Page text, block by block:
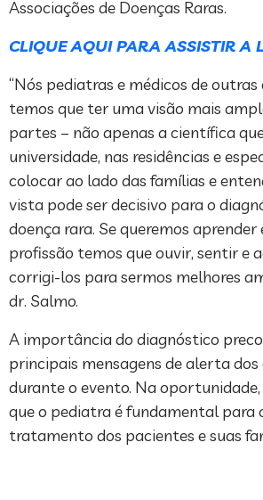
Associações de Doenças Raras.
CLIQUE AQUI PARA ASSISTIR A
“Nós pediatras e médicos de outras
temos que ter uma visão mais
partes – não apenas a científica
universidade, nas residências e
colocar ao lado das famílias e
vista pode ser decisivo para o
doença rara. Se queremos aprender
profissão temos que ouvir, sentir e
corrigi-los para sermos melhores
dr. Salmo.
A importância do diagnóstico
principais mensagens de alerta
durante o evento. Na
que o pediatra é fundamental para
tratamento dos pacientes e suas